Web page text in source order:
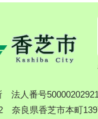
法人番号
奈良県香芝市本町